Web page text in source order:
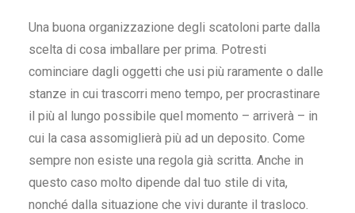
Una buona organizzazione degli scatoloni parte dalla
scelta di cosa imballare per prima. Potresti
cominciare dagli oggetti che usi più raramente o dalle
stanze in cui trascorri meno tempo, per procrastinare
il più al lungo possibile quel momento – arriverà – in
cui la casa assomiglierà più ad un deposito. Come
sempre non esiste una regola già scritta. Anche in
questo caso molto dipende dal tuo stile di vita,
nonché dalla situazione che vivi durante il trasloco.